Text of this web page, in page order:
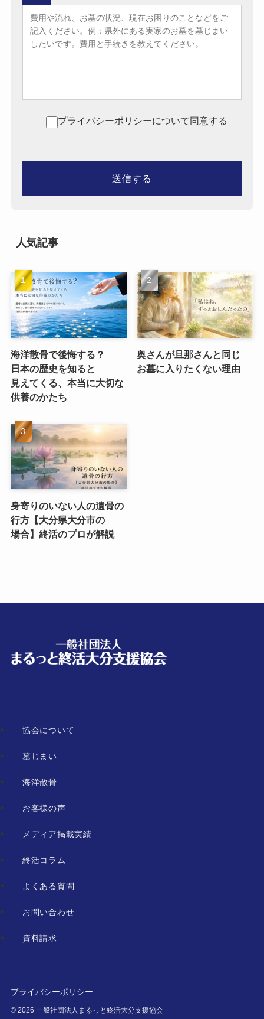
プライバシーポリシーについて同意する
人気記事
海洋散骨で​後悔する？​
日本の​歴史を​知ると​
見えてくる、​本当に​大切な​
供養のかたち
奥さんが​旦那さんと​同じ​
お墓に​入りたくない​理由
身寄りのいない​人の​遺骨の​
行方​【大分県大分市の​
場合】終活の​プロが​解説
協会について
墓じまい
海洋散骨
お客様の声
メディア掲載実績
終活コラム
よくある質問
お問い合わせ
資料請求
©2026 一般社団法人まるっと終活大分支援協会
プライバシーポリシー